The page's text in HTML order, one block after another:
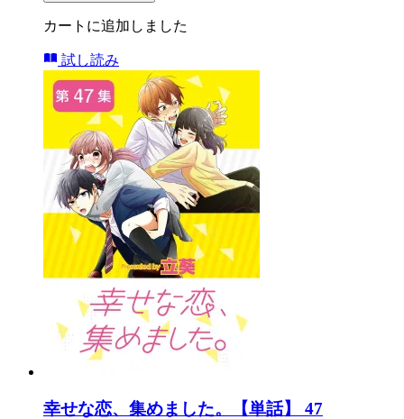
カートに追加しました
試し読み
幸せな恋、集めました。【単話】 47